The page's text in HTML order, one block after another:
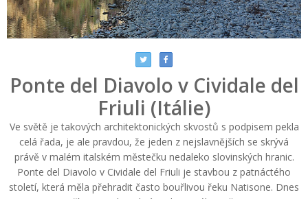
Ponte del Diavolo v Cividale del
Friuli (Itálie)
Ve světě je takových architektonických skvostů s podpisem pekla
celá řada, je ale pravdou, že jeden z nejslavnějších se skrývá
právě v malém italském městečku nedaleko slovinských hranic.
Ponte del Diavolo v Cividale del Friuli je stavbou z patnáctého
století, která měla přehradit často bouřlivou řeku Natisone. Dnes